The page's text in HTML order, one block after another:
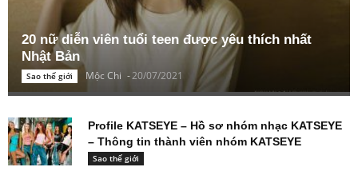
20 nữ diễn viên tuổi teen được yêu thích nhất
Nhật Bản
Sao thế giới Mộc Chi -20/07/2021
Profile KATSEYE – Hồ sơ nhóm nhạc KATSEYE
– Thông tin thành viên nhóm KATSEYE
Sao thế giới